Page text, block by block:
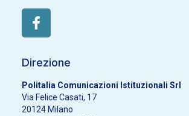
Direzione
Politalia Comunicazioni Istituzionali Srl
Via Felice Casati, 17
20124 Milano